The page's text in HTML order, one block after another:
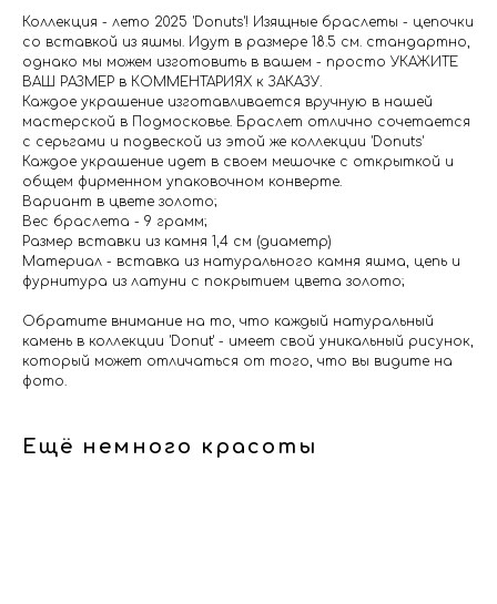
Коллекция - лето 2025 'Donuts'! Изящные браслеты - цепочки
со вставкой из яшмы. Идут в размере 18.5 см. стандартно,
однако мы можем изготовить в вашем - просто УКАЖИТЕ
ВАШ РАЗМЕР в КОММЕНТАРИЯХ к ЗАКАЗУ.
Каждое украшение изготавливается вручную в нашей
мастерской в Подмосковье. Браслет отлично сочетается
с серьгами и подвеской из этой же коллекции 'Donuts'
Каждое украшение идет в своем мешочке с открыткой и
общем фирменном упаковочном конверте.
Вариант в цвете золото;
Вес браслета - 9 грамм;
Размер вставки из камня 1,4 см (диаметр)
Материал - вставка из натурального камня яшма, цепь и
фурнитура из латуни с покрытием цвета золото;
Обратите внимание на то, что каждый натуральный
камень в коллекции 'Donut' - имеет свой уникальный рисунок,
который может отличаться от того, что вы видите на
фото.
Ещё немного красоты